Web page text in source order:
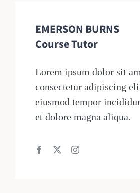
EMERSON BURNS
Course Tutor
Lorem ipsum dolor sit
consectetur adipiscing
eiusmod tempor
et dolore magna aliqua.